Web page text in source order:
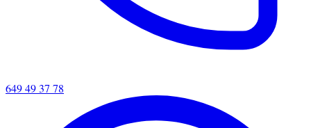
649 49 37 78